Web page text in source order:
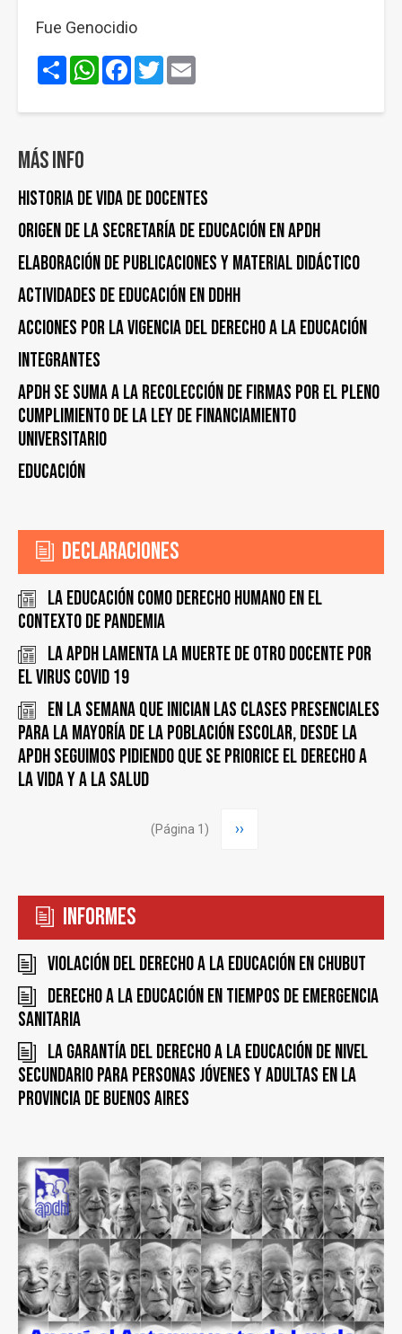
Fue Genocidio
ShareWhatsApp
Facebook
Twitter
Más info
Historia de vida de docentes
Origen de la Secretaría de Educación en APDH
Elaboración de publicaciones y material didáctico
Actividades de educación en DDHH
Acciones por la vigencia del derecho a la educación
Integrantes
APDH se suma a la recolección de firmas por el pleno
cumplimiento de la Ley de financiamiento
universitario
Educación
Declaraciones
La educación como derecho humano en el
contexto de pandemia
La APDH lamenta la muerte de otro docente por
el virus COVID 19
En la semana que inician las clases presenciales
para la mayoría de la población escolar, desde la
APDH seguimos pidiendo que se priorice el derecho a
la vida y a la salud
(Página 1)
Siguiente
››
Informes
Violación del derecho a la educación en Chubut
Derecho a la educación en tiempos de emergencia
sanitaria
La garantía del derecho a la educación de nivel
secundario para personas jóvenes y adultas en la
Provincia de Buenos Aires